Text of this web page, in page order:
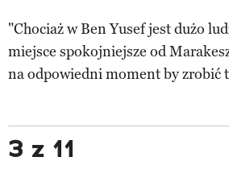
"Chociaż w Ben Yusef jest dużo
miejsce spokojniejsze od
na odpowiedni moment by zrobić
3 z 11